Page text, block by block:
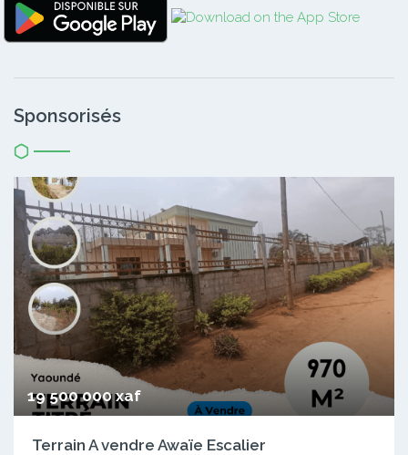
Sponsorisés
19 500 000 xaf
Terrain A vendre Awaïe Escalier